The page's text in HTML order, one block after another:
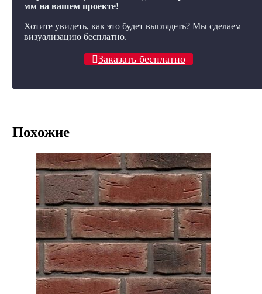
мм на вашем проекте!
Хотите увидеть, как это будет выглядеть? Мы сделаем
визуализацию бесплатно.
Заказать бесплатно
Похожие